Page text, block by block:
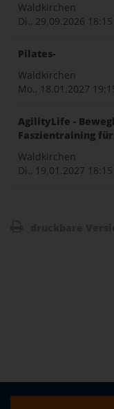
Waldkirchen
Di., 29.09.2026
Pilates-
Waldkirchen
Mo., 18.01.2027
AgilityLife -
Faszientraining
Waldkirchen
Di., 19.01.2027